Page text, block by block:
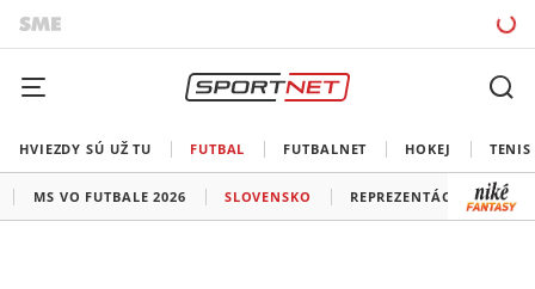
HVIEZDY SÚ UŽ TU FUTBAL FUTBALNET HOKEJ TENIS
MS VO FUTBALE 2026 SLOVENSKO REPREZENTÁCIE